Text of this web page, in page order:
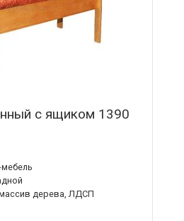
с ящиком 1390
дерева, ЛДСП